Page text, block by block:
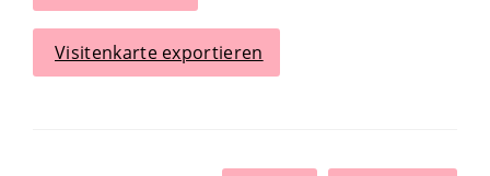
Visitenkarte exportieren